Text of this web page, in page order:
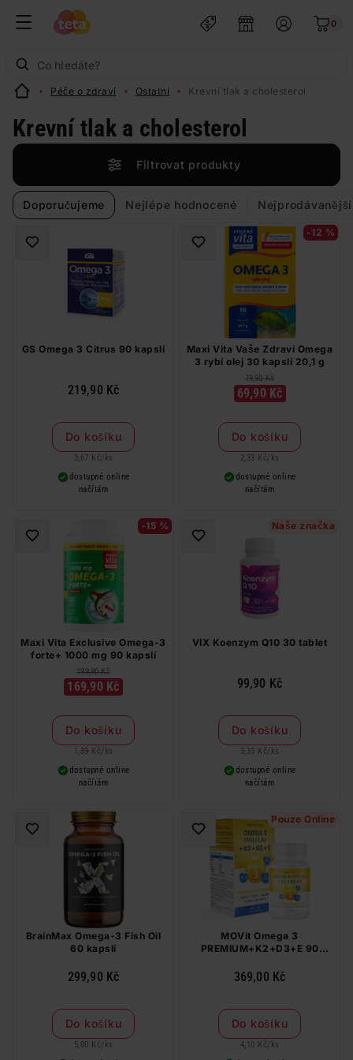
0
Péče o zdraví Ostatní Krevní tlak a cholesterol
Krevní tlak a cholesterol
Filtrovat produkty
Doporučujeme Nejlépe hodnocené Nejprodávanější
GS Omega 3 Citrus 90 kapslí
219,90 Kč
Do košíku
3,67 Kč/ ks
dostupné online
načítám
-12 %
Maxi Vita Vaše Zdraví Omega
3 rybí olej 30 kapslí 20,1 g
79,90 Kč
69,90 Kč
Do košíku
2,33 Kč/ ks
dostupné online
načítám
-15 %
Maxi Vita Exclusive Omega-3
forte+ 1000 mg 90 kapslí
199,90 Kč
169,90 Kč
Do košíku
1,89 Kč/ ks
dostupné online
načítám
Naše značka
VIX Koenzym Q10 30 tablet
99,90 Kč
Do košíku
3,33 Kč/ ks
dostupné online
načítám
BrainMax Omega-3 Fish Oil
60 kapslí
299,90 Kč
Do košíku
5,00 Kč/ ks
Pouze Online
MOVit Omega 3
PREMIUM+K2+D3+E 90
369,00 Kč
Do košíku
4,10 Kč/ ks